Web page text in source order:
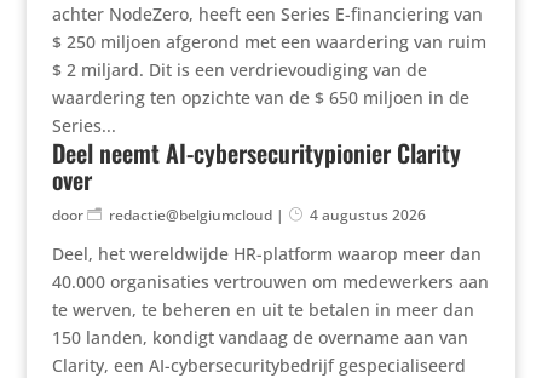
achter NodeZero, heeft een Series E-financiering van
$ 250 miljoen afgerond met een waardering van ruim
$ 2 miljard. Dit is een verdrievoudiging van de
waardering ten opzichte van de $ 650 miljoen in de
Series...
Deel neemt AI-cybersecuritypionier Clarity
over
door redactie@belgiumcloud| 4 augustus 2026
Deel, het wereldwijde HR-platform waarop meer dan
40.000 organisaties vertrouwen om medewerkers aan
te werven, te beheren en uit te betalen in meer dan
150 landen, kondigt vandaag de overname aan van
Clarity, een AI-cybersecuritybedrijf gespecialiseerd